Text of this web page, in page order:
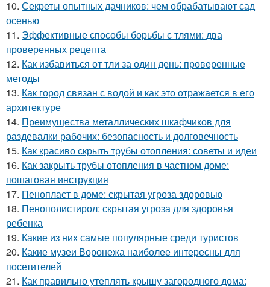
10. Секреты опытных дачников: чем обрабатывают сад
осенью
11. Эффективные способы борьбы с тлями: два
проверенных рецепта
12. Как избавиться от тли за один день: проверенные
методы
13. Как город связан с водой и как это отражается в его
архитектуре
14. Преимущества металлических шкафчиков для
раздевалки рабочих: безопасность и долговечность
15. Как красиво скрыть трубы отопления: советы и идеи
16. Как закрыть трубы отопления в частном доме:
пошаговая инструкция
17. Пенопласт в доме: скрытая угроза здоровью
18. Пенополистирол: скрытая угроза для здоровья
ребенка
19. Какие из них самые популярные среди туристов
20. Какие музеи Воронежа наиболее интересны для
посетителей
21. Как правильно утеплять крышу загородного дома: